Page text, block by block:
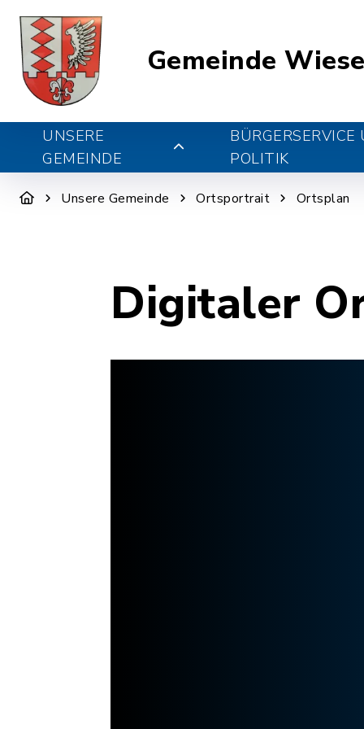
Gemeinde
UNSERE
GEMEINDE
BÜRGERSERVICE
POLITIK
Unsere Gemeinde Ortsportrait Ortsplan
Digitaler